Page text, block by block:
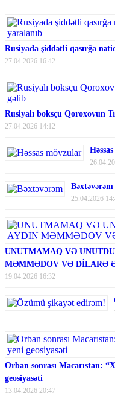
Rusiyada şiddətli qasırğa
27.04.2026 16:42
Rusiyalı boksçu Qoroxovun
27.04.2026 14:12
Bəxtəvərəm
25.04.2026
UNUTMAMAQ VƏ
MƏMMƏDOV VƏ DİLARƏ
19.04.2026 16:32
Orban sonrası Macarıstan:
geosiyasəti
13.04.2026 20:47